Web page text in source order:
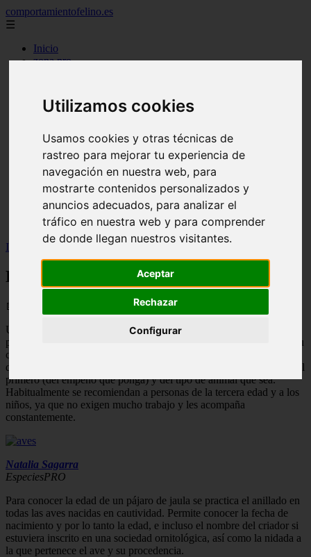
Utilizamos cookies
Usamos cookies y otras técnicas de
rastreo para mejorar tu experiencia de
navegación en nuestra web, para
mostrarte contenidos personalizados y
anuncios adecuados, para analizar el
tráfico en nuestra web y para comprender
de donde llegan nuestros visitantes.
Aceptar
Rechazar
Configurar
comportamientofelino.es
☰
Inicio
zona pro
protagonistas
actualidad
acuariofilia
canal tv
nombres para gatos
novedades
tablon de anuncios
uncategorized
zona pro
Inicio
gatos2 El buen mantenimiento de las aves
El buen mantenimiento de las aves
📅 05/06/2025
Un ave es una excelente mascota para cualquier persona. Ocupa un
pequeño lugar en la casa y es capaz de llenar un gran espacio con su
compañía permanente que exige muy poco a cambio. La relación
que se establezca entre su propietario y ella depende del esfuerzo del
primero (del empeño que ponga) y del tipo de animal que sea.
Habitualmente se recomiendan a personas de la tercera edad y a los
niños, ya que no exigen mucho trabajo y les acompaña
constantemente.
Natalia Sagarra
EspeciesPRO
Para conocer la edad de un pájaro de jaula se practica el anillado en
todas las aves nacidas en cautividad. Permite conocer la fecha de
nacimiento y por lo tanto la edad, e incluso el nombre del criador si
estuviera inscrito en una sociedad ornitológica, así como la nidada a
la que pertenece el ave y su procedencia.